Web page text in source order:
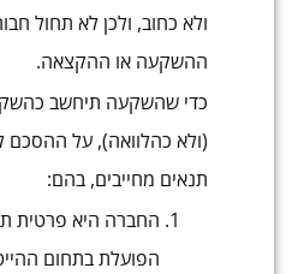
ולא כחוב, ולכן לא תחול
ההשקעה או ההקצאה.
כדי שהשקעה תיחשב
(ולא כהלוואה), על ההסכם
תנאים מחייבים, בהם:
החברה היא פרטית
הפועלת בתחום